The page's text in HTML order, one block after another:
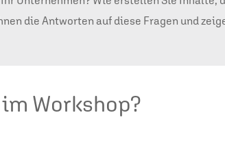
die Antworten auf diese Fragen und
Workshop?